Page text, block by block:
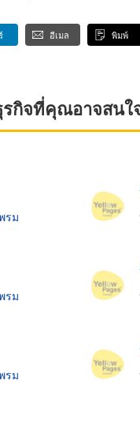
อีเมล พิมพ์
กิจที่คุณอาจสนใ
รม
รม
รม